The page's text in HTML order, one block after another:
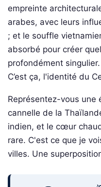
empreinte
arabes, avec leurs
; et le souffle
absorbé pour créer
profondément
C’est ça, l'identité du
Représentez-vous une
cannelle de la
indien, et le cœur
rare. C'est ce que je
villes. Une